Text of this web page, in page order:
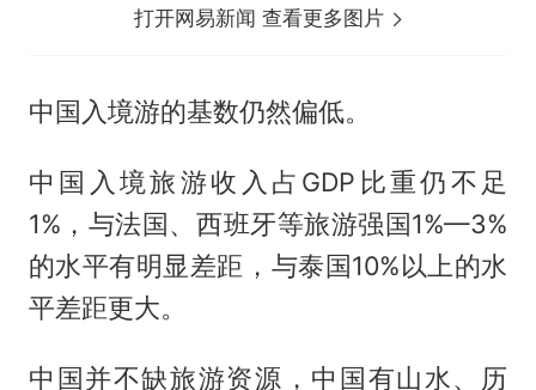
打开网易新闻 查看更多图片
中国入境游的基数仍然偏低。
中国入境旅游收入占GDP比重仍不足
1%，与法国、西班牙等旅游强国1%—3%
的水平有明显差距，与泰国10%以上的水
平差距更大。
中国并不缺旅游资源，中国有山水、历